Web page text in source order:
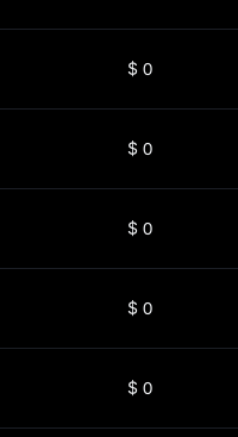
$ 0
$ 0
$ 0
$ 0
$ 0